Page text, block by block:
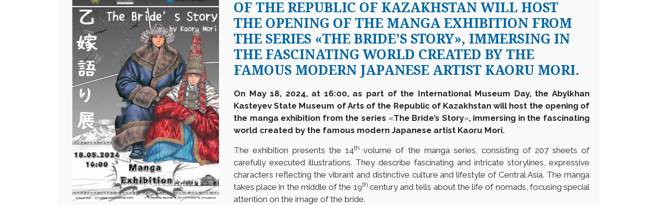
OF THE REPUBLIC OF KAZAKHSTAN WILL HOST
THE OPENING OF THE MANGA EXHIBITION FROM
THE SERIES «THE BRIDE’S STORY», IMMERSING IN
THE FASCINATING WORLD CREATED BY THE
FAMOUS MODERN JAPANESE ARTIST KAORU MORI.
On May 18, 2024, at 16:00, as part of the International Museum Day, the Abylkhan
Kasteyev State Museum of Arts of the Republic of Kazakhstan will host the opening of
the manga exhibition from the series «The Bride’s Story», immersing in the fascinating
world created by the famous modern Japanese artist Kaoru Mori.
The exhibition presents the 14thvolume of the manga series, consisting of 207 sheets of
carefully executed illustrations. They describe fascinating and intricate storylines, expressive
characters reflecting the vibrant and distinctive culture and lifestyle of Central Asia. The manga
takes place in the middle of the 19th century and tells about the life of nomads, focusing special
attention on the image of the bride.